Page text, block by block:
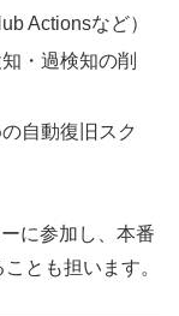
Actionsなど）
・過検知の削
自動復旧スク
に参加し、本番
とも担います。